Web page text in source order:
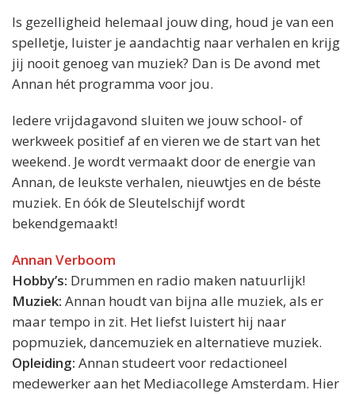
Is gezelligheid helemaal jouw ding, houd je van een
spelletje, luister je aandachtig naar verhalen en krijg
jij nooit genoeg van muziek? Dan is De avond met
Annan hét programma voor jou.
Iedere vrijdagavond sluiten we jouw school- of
werkweek positief af en vieren we de start van het
weekend. Je wordt vermaakt door de energie van
Annan, de leukste verhalen, nieuwtjes en de béste
muziek. En óók de Sleutelschijf wordt
bekendgemaakt!
Annan Verboom
Hobby’s: Drummen en radio maken natuurlijk!
Muziek: Annan houdt van bijna alle muziek, als er
maar tempo in zit. Het liefst luistert hij naar
popmuziek, dancemuziek en alternatieve muziek.
Opleiding: Annan studeert voor redactioneel
medewerker aan het Mediacollege Amsterdam. Hier